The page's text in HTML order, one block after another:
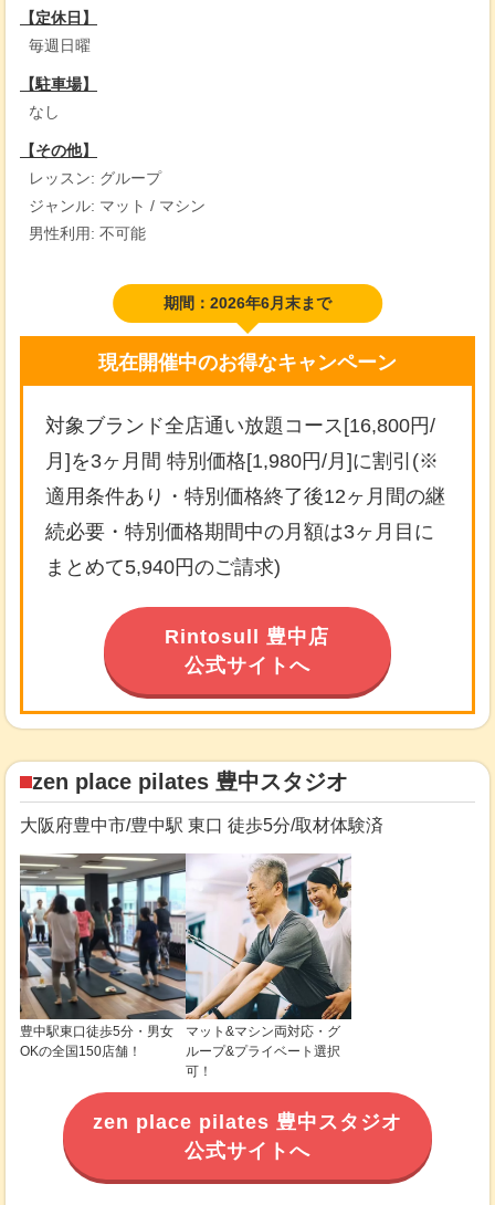
【定休日】
毎週日曜
【駐車場】
なし
【その他】
レッスン: グループ
ジャンル: マット / マシン
男性利用: 不可能
期間：2026年6月末まで
現在開催中のお得なキャンペーン
対象ブランド全店通い放題コース[16,800円/
月]を3ヶ月間 特別価格[1,980円/月]に割引(※
適用条件あり・特別価格終了後12ヶ月間の継
続必要・特別価格期間中の月額は3ヶ月目に
まとめて5,940円のご請求)
Rintosull 豊中店
公式サイトへ
zen place pilates 豊中スタジオ
大阪府豊中市/豊中駅 東口 徒歩5分/取材体験済
豊中駅東口徒歩5分・男女
OKの全国150店舗！
マット&マシン両対応・グ
ループ&プライベート選択
可！
zen place pilates 豊中スタジオ
公式サイトへ